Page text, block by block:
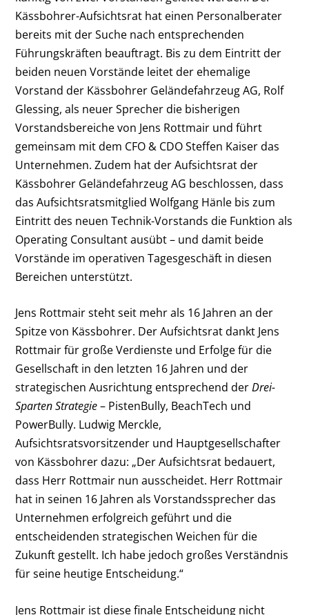
Kässbohrer-Aufsichtsrat hat einen Personalberater
bereits mit der Suche nach entsprechenden
Führungskräften beauftragt. Bis zu dem Eintritt der
beiden neuen Vorstände leitet der ehemalige
Vorstand der Kässbohrer Geländefahrzeug AG, Rolf
Glessing, als neuer Sprecher die bisherigen
Vorstandsbereiche von Jens Rottmair und führt
gemeinsam mit dem CFO & CDO Steffen Kaiser das
Unternehmen. Zudem hat der Aufsichtsrat der
Kässbohrer Geländefahrzeug AG beschlossen, dass
das Aufsichtsratsmitglied Wolfgang Hänle bis zum
Eintritt des neuen Technik-Vorstands die Funktion als
Operating Consultant ausübt – und damit beide
Vorstände im operativen Tagesgeschäft in diesen
Bereichen unterstützt.
Jens Rottmair steht seit mehr als 16 Jahren an der
Spitze von Kässbohrer. Der Aufsichtsrat dankt Jens
Rottmair für große Verdienste und Erfolge für die
Gesellschaft in den letzten 16 Jahren und der
strategischen Ausrichtung entsprechend derDrei-
Sparten Strategie– PistenBully, BeachTech und
PowerBully. Ludwig Merckle,
Aufsichtsratsvorsitzender und Hauptgesellschafter
von Kässbohrer dazu: „Der Aufsichtsrat bedauert,
dass Herr Rottmair nun ausscheidet. Herr Rottmair
hat in seinen 16 Jahren als Vorstandssprecher das
Unternehmen erfolgreich geführt und die
entscheidenden strategischen Weichen für die
Zukunft gestellt. Ich habe jedoch großes Verständnis
für seine heutige Entscheidung.“
Jens Rottmair ist diese finale Entscheidung nicht